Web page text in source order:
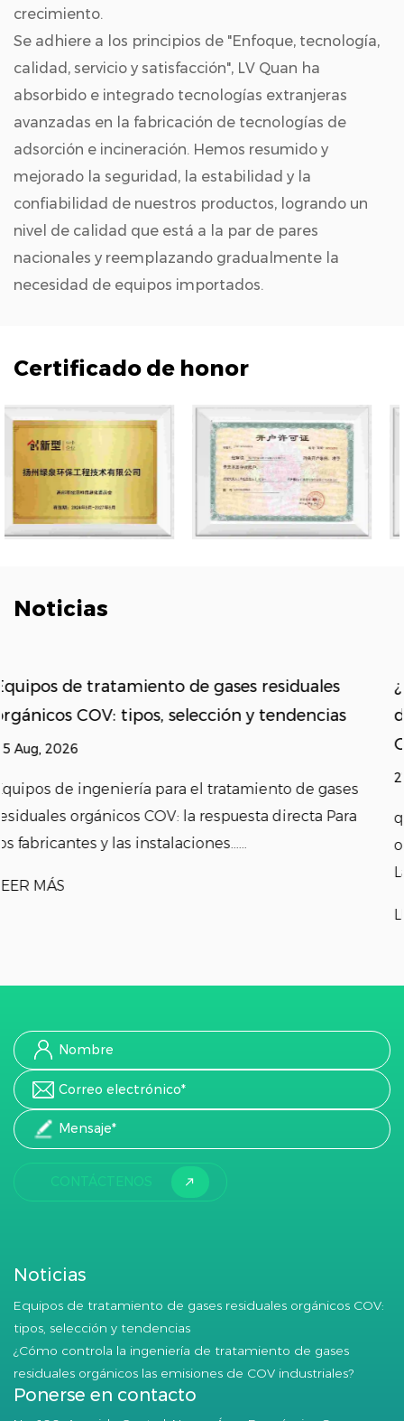
crecimiento.
Se adhiere a los principios de "Enfoque, tecnología,
calidad, servicio y satisfacción", LV Quan ha
absorbido e integrado tecnologías extranjeras
avanzadas en la fabricación de tecnologías de
adsorción e incineración. Hemos resumido y
mejorado la seguridad, la estabilidad y la
confiabilidad de nuestros productos, logrando un
nivel de calidad que está a la par de pares
nacionales y reemplazando gradualmente la
necesidad de equipos importados.
Certificado de honor
Noticias
Para
¿Cómo controla la ingeniería de
de gases residuales orgánicos las
que Ingeniería de tratamiento de gases
orgánicos Resuelve para instalaciones
CONTÁCTENOS
Noticias
Equipos de tratamiento de gases residuales orgánicos COV:
tipos, selección y tendencias
¿Cómo controla la ingeniería de tratamiento de gases
residuales orgánicos las emisiones de COV industriales?
Ponerse en contacto